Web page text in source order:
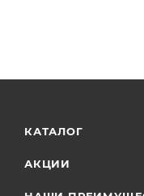
КАТАЛОГ
АКЦИИ